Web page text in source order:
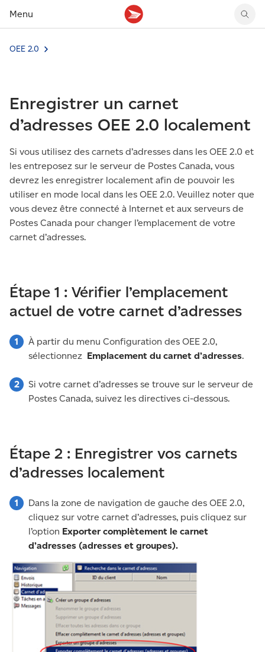
Menu
Faire un envoi au Canada
Expédier à l’étranger
Acheter timbres et fournitures d’emballage
Conseils d’expédition
Gérer courrier et colis
Cueillette au comptoir
Boîtes postales et casiers
Cartes et services prépayés
Proposer un timbre
Cachets illustrés
Magazine En détail
OEE 2.0
Enregistrer un carnet
d’adresses OEE 2.0 localement
Si vous utilisez des carnets d’adresses dans les OEE 2.0 et
les entreposez sur le serveur de Postes Canada, vous
devrez les enregistrer localement afin de pouvoir les
utiliser en mode local dans les OEE 2.0. Veuillez noter que
vous devez être connecté à Internet et aux serveurs de
Postes Canada pour changer l’emplacement de votre
carnet d’adresses.
Étape 1 : Vérifier l’emplacement
actuel de votre carnet d’adresses
À partir du menu Configuration des OEE 2.0,
sélectionnez Emplacement du carnet d’adresses.
Si votre carnet d’adresses se trouve sur le serveur de
Postes Canada, suivez les directives ci-dessous.
Étape 2 : Enregistrer vos carnets
d’adresses localement
Dans la zone de navigation de gauche des OEE 2.0,
cliquez sur votre carnet d’adresses, puis cliquez sur
l’option Exporter complètement le carnet
d’adresses (adresses et groupes).